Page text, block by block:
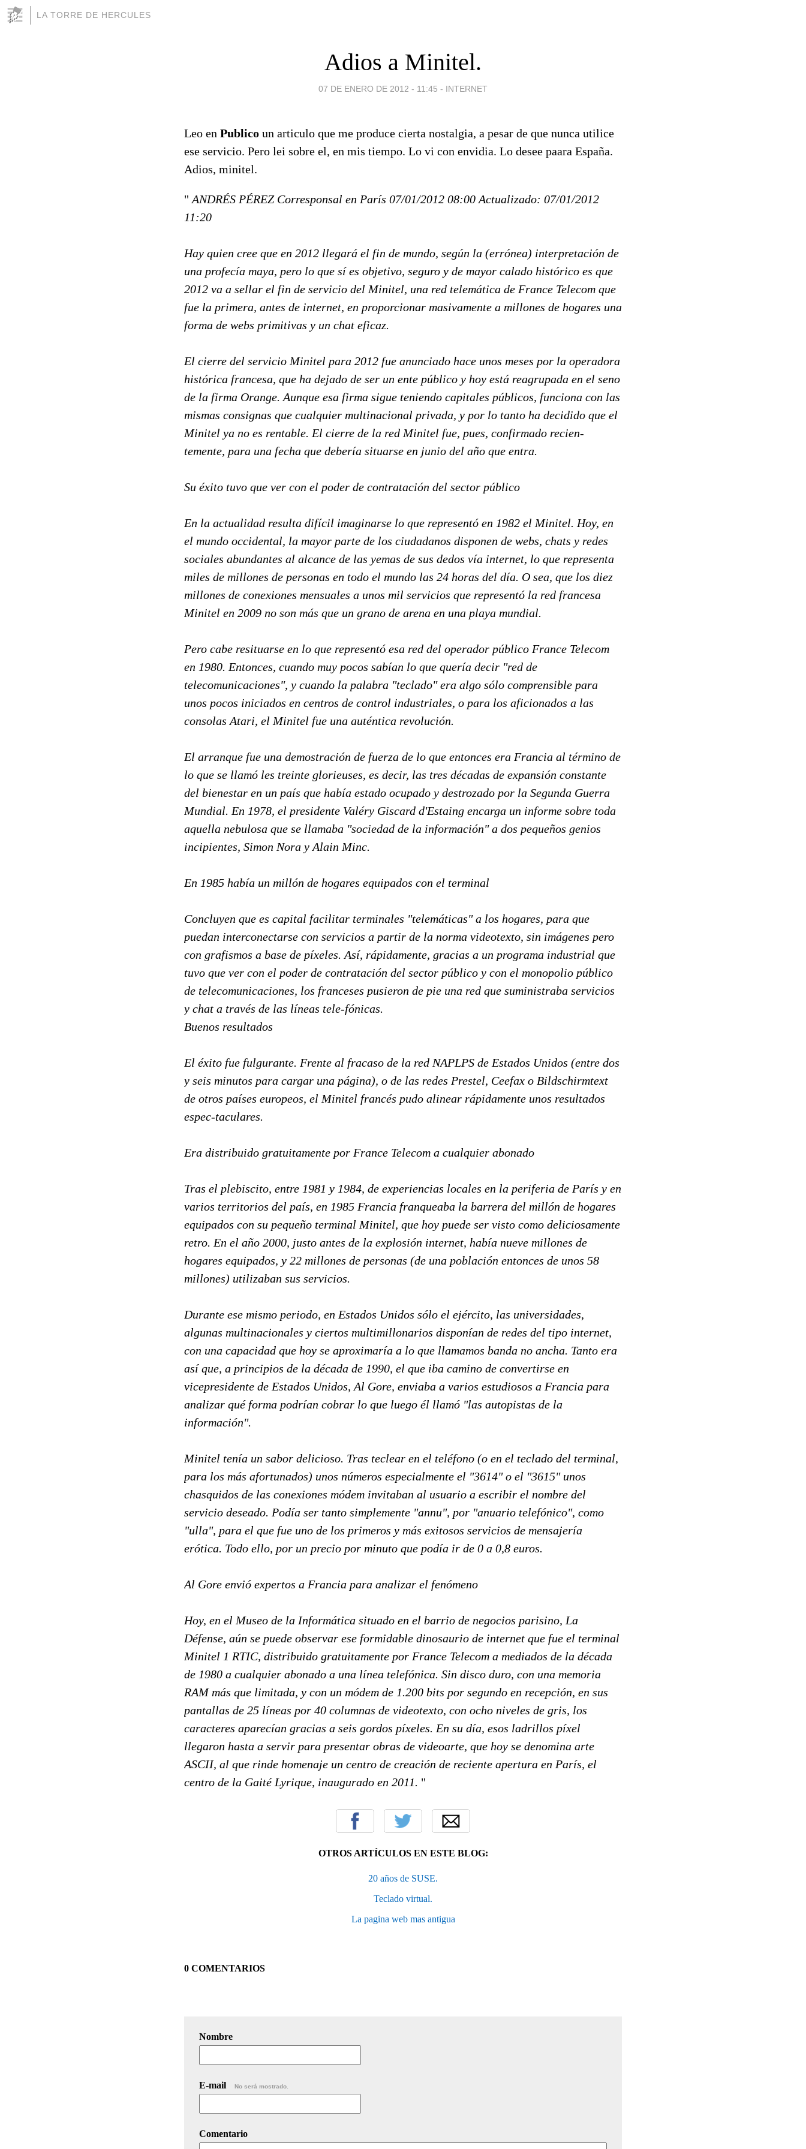
LA TORRE DE HERCULES
Adios a Minitel.
07 DE ENERO DE 2012 - 11:45 - INTERNET
Leo en Publico un articulo que me produce cierta nostalgia, a pesar de que nunca utilice
ese servicio. Pero lei sobre el, en mis tiempo. Lo vi con envidia. Lo desee paara España.
Adios, minitel.
" ANDRÉS PÉREZ Corresponsal en París 07/01/2012 08:00 Actualizado: 07/01/2012
11:20
Hay quien cree que en 2012 llegará el fin de mundo, según la (errónea) interpretación de
una profecía maya, pero lo que sí es objetivo, seguro y de mayor calado histórico es que
2012 va a sellar el fin de servicio del Minitel, una red telemática de France Telecom que
fue la primera, antes de internet, en proporcionar masivamente a millones de hogares una
forma de webs primitivas y un chat eficaz.
El cierre del servicio Minitel para 2012 fue anunciado hace unos meses por la operadora
histórica francesa, que ha dejado de ser un ente público y hoy está reagrupada en el seno
de la firma Orange. Aunque esa firma sigue teniendo capitales públicos, funciona con las
mismas consignas que cualquier multinacional privada, y por lo tanto ha decidido que el
Minitel ya no es rentable. El cierre de la red Minitel fue, pues, confirmado recien-
temente, para una fecha que debería situarse en junio del año que entra.
Su éxito tuvo que ver con el poder de contratación del sector público
En la actualidad resulta difícil imaginarse lo que representó en 1982 el Minitel. Hoy, en
el mundo occidental, la mayor parte de los ciudadanos disponen de webs, chats y redes
sociales abundantes al alcance de las yemas de sus dedos vía internet, lo que representa
miles de millones de personas en todo el mundo las 24 horas del día. O sea, que los diez
millones de conexiones mensuales a unos mil servicios que representó la red francesa
Minitel en 2009 no son más que un grano de arena en una playa mundial.
Pero cabe resituarse en lo que representó esa red del operador público France Telecom
en 1980. Entonces, cuando muy pocos sabían lo que quería decir "red de
telecomunicaciones", y cuando la palabra "teclado" era algo sólo comprensible para
unos pocos iniciados en centros de control industriales, o para los aficionados a las
consolas Atari, el Minitel fue una auténtica revolución.
El arranque fue una demostración de fuerza de lo que entonces era Francia al término de
lo que se llamó les treinte glorieuses, es decir, las tres décadas de expansión constante
del bienestar en un país que había estado ocupado y destrozado por la Segunda Guerra
Mundial. En 1978, el presidente Valéry Giscard d'Estaing encarga un informe sobre toda
aquella nebulosa que se llamaba "sociedad de la información" a dos pequeños genios
incipientes, Simon Nora y Alain Minc.
En 1985 había un millón de hogares equipados con el terminal
Concluyen que es capital facilitar terminales "telemáticas" a los hogares, para que
puedan interconectarse con servicios a partir de la norma videotexto, sin imágenes pero
con grafismos a base de píxeles. Así, rápidamente, gracias a un programa industrial que
tuvo que ver con el poder de contratación del sector público y con el monopolio público
de telecomunicaciones, los franceses pusieron de pie una red que suministraba servicios
y chat a través de las líneas tele-fónicas.
Buenos resultados
El éxito fue fulgurante. Frente al fracaso de la red NAPLPS de Estados Unidos (entre dos
y seis minutos para cargar una página), o de las redes Prestel, Ceefax o Bildschirmtext
de otros países europeos, el Minitel francés pudo alinear rápidamente unos resultados
espec-taculares.
Era distribuido gratuitamente por France Telecom a cualquier abonado
Tras el plebiscito, entre 1981 y 1984, de experiencias locales en la periferia de París y en
varios territorios del país, en 1985 Francia franqueaba la barrera del millón de hogares
equipados con su pequeño terminal Minitel, que hoy puede ser visto como deliciosamente
retro. En el año 2000, justo antes de la explosión internet, había nueve millones de
hogares equipados, y 22 millones de personas (de una población entonces de unos 58
millones) utilizaban sus servicios.
Durante ese mismo periodo, en Estados Unidos sólo el ejército, las universidades,
algunas multinacionales y ciertos multimillonarios disponían de redes del tipo internet,
con una capacidad que hoy se aproximaría a lo que llamamos banda no ancha. Tanto era
así que, a principios de la década de 1990, el que iba camino de convertirse en
vicepresidente de Estados Unidos, Al Gore, enviaba a varios estudiosos a Francia para
analizar qué forma podrían cobrar lo que luego él llamó "las autopistas de la
información".
Minitel tenía un sabor delicioso. Tras teclear en el teléfono (o en el teclado del terminal,
para los más afortunados) unos números especialmente el "3614" o el "3615" unos
chasquidos de las conexiones módem invitaban al usuario a escribir el nombre del
servicio deseado. Podía ser tanto simplemente "annu", por "anuario telefónico", como
"ulla", para el que fue uno de los primeros y más exitosos servicios de mensajería
erótica. Todo ello, por un precio por minuto que podía ir de 0 a 0,8 euros.
Al Gore envió expertos a Francia para analizar el fenómeno
Hoy, en el Museo de la Informática situado en el barrio de negocios parisino, La
Défense, aún se puede observar ese formidable dinosaurio de internet que fue el terminal
Minitel 1 RTIC, distribuido gratuitamente por France Telecom a mediados de la década
de 1980 a cualquier abonado a una línea telefónica. Sin disco duro, con una memoria
RAM más que limitada, y con un módem de 1.200 bits por segundo en recepción, en sus
pantallas de 25 líneas por 40 columnas de videotexto, con ocho niveles de gris, los
caracteres aparecían gracias a seis gordos píxeles. En su día, esos ladrillos píxel
llegaron hasta a servir para presentar obras de videoarte, que hoy se denomina arte
ASCII, al que rinde homenaje un centro de creación de reciente apertura en París, el
centro de la Gaité Lyrique, inaugurado en 2011. "
OTROS ARTÍCULOS EN ESTE BLOG:
20 años de SUSE.
Teclado virtual.
La pagina web mas antigua
0 COMENTARIOS
Nombre
E-mail No será mostrado.
Comentario